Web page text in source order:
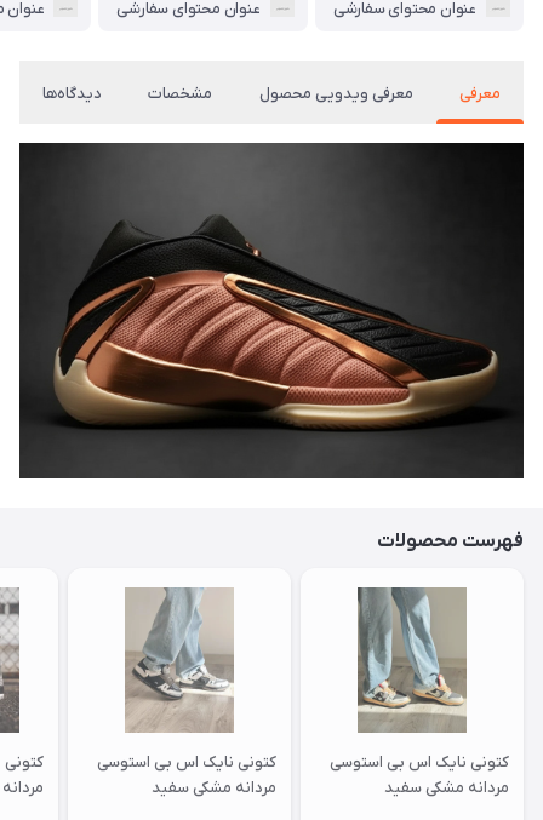
عنوان محتوای سفارشی عنوان محتوای سفارشی عنوان
معرفی معرفی ویدویی محصول مشخصات دیدگاه‌ها
فهرست محصولات
کتونی نایک اس بی استوسی
مردانه مشکی سفید
کتونی نایک اس بی استوسی
مردانه مشکی سفید